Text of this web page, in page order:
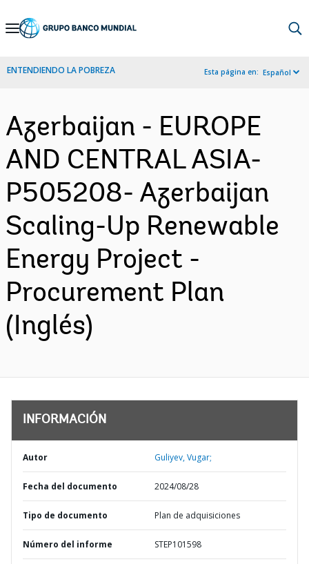
Skip
Navigation
ENTENDIENDO LA POBREZA Esta página en: Español
Azerbaijan - EUROPE
AND CENTRAL ASIA-
P505208- Azerbaijan
Scaling-Up Renewable
Energy Project -
Procurement Plan
(Inglés)
INFORMACIÓN
Autor Guliyev, Vugar;
Fecha del documento 2024/08/28
Tipo de documento Plan de adquisiciones
Número del informe STEP101598